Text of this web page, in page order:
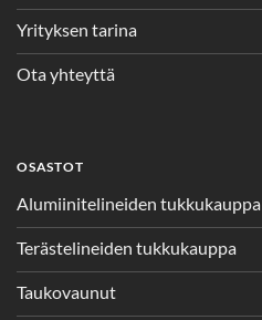
Yrityksen tarina
Ota yhteyttä
OSASTOT
Alumiinitelineiden tukkukauppa
Terästelineiden tukkukauppa
Taukovaunut